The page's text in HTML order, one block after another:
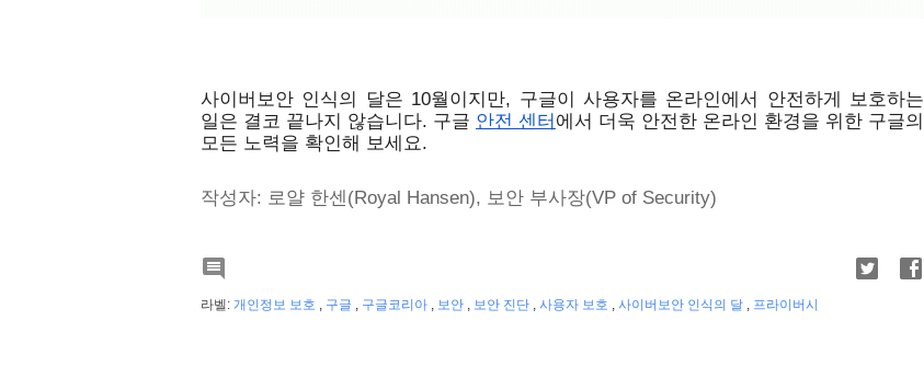
사이버보안 인식의 달은 10월이지만, 구글이 사용자를 온라인에서 안전하게 보호하는
일은 결코 끝나지 않습니다. 구글 안전 센터 에서 더욱 안전한 온라인 환경을 위한 구글의
모든 노력을 확인해 보세요.
작성자: 로얄 한센(Royal Hansen), 보안 부사장(VP of Security)

라벨: 개인정보 보호 , 구글 , 구글코리아 , 보안 , 보안 진단 , 사용자 보호 , 사이버보안 인식의 달 , 프라이버시